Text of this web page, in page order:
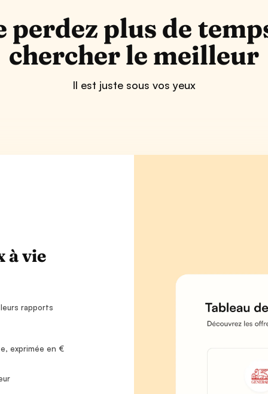
perdez plus de
chercher le meilleur
Il est juste sous vos yeux
à vie
rapports
exprimée en €